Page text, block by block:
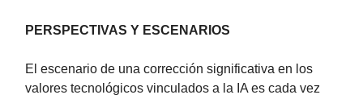
PERSPECTIVAS Y ESCENARIOS
El escenario de una corrección significativa en los
valores tecnológicos vinculados a la IA es cada vez